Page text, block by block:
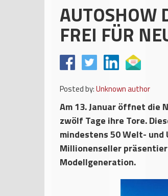
AUTOSHOW
FREI FÜR
Posted by:Unknown author
Am 13. Januar öffnet die
zwölf Tage ihre Tore.
mindestens 50 Welt- und
Millionenseller
Modellgeneration.